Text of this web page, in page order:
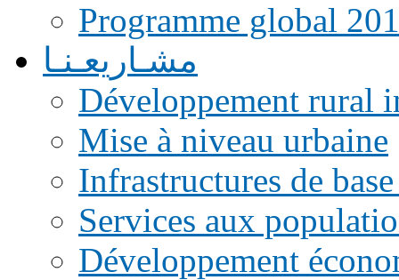
Programme global
مشـاريعـنـا
Développement rural
Mise à niveau urbaine
Infrastructures de
Services aux
Développement